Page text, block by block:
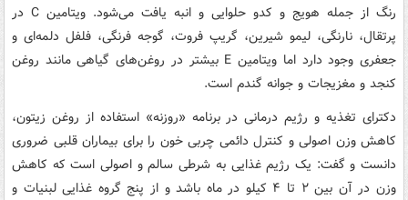
رنگ از جمله هویج و کدو حلوایی و انبه یافت می‌شود. ویتامین C در
پرتقال، نارنگی، لیمو شیرین، گریپ فروت، گوجه فرنگی، فلفل دلمه‌ای و
جعفری وجود دارد اما ویتامین E بیشتر در روغن‌های گیاهی مانند روغن
کنجد و مغزیجات و جوانه گندم است.
دکترای تغذیه و رژیم درمانی در برنامه «روزنه» استفاده از روغن زیتون،
کاهش وزن اصولی و کنترل دائمی چربی خون را برای بیماران قلبی ضروری
دانست و گفت: یک رژیم غذایی به شرطی سالم و اصولی است که کاهش
وزن در آن بین ۲ تا ۴ کیلو در ماه باشد و از پنج گروه غذایی لبنیات و